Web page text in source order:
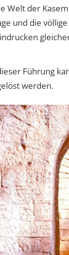
Welt der
und die
Führung
werden.